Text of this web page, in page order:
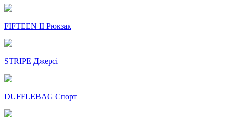
FIFTEEN II Рюкзак
STRIPE Джерсі
DUFFLEBAG Спорт